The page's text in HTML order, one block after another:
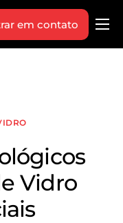
em contato
Vidro